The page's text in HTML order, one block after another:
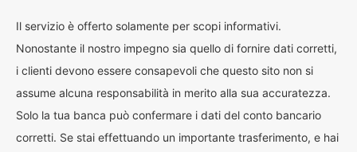
Il servizio è offerto solamente per scopi informativi.
Nonostante il nostro impegno sia quello di fornire dati corretti,
i clienti devono essere consapevoli che questo sito non si
assume alcuna responsabilità in merito alla sua accuratezza.
Solo la tua banca può confermare i dati del conto bancario
corretti. Se stai effettuando un importante trasferimento, e hai